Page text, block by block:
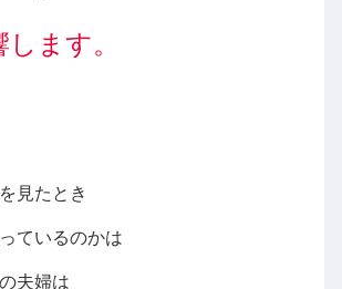
ます。
見たとき
ているのかは
夫婦は